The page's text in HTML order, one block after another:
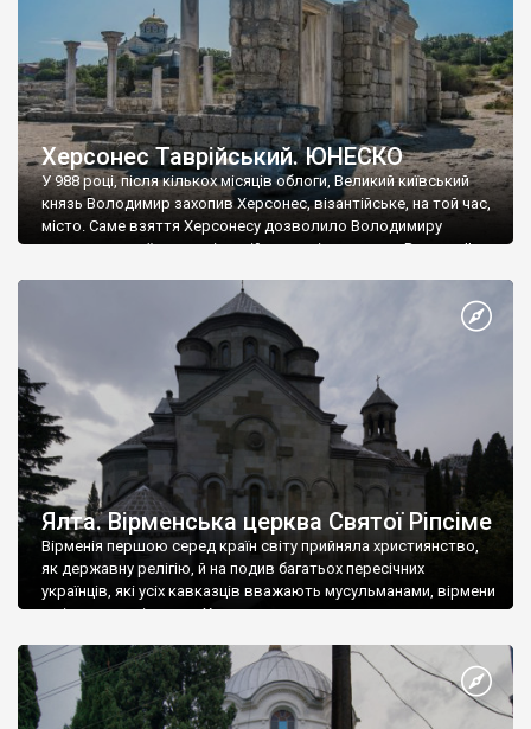
Херсонес Таврійський. ЮНЕСКО
У 988 році, після кількох місяців облоги, Великий київський
князь Володимир захопив Херсонес, візантійське, на той час,
місто. Саме взяття Херсонесу дозволило Володимиру
диктувати свої умови візантійському імператору Василю ІІ, та
Херсонесі Володимир-язичник, став Василем-християнином.
А потім було Хрещення Русі. На честь Херсонесу Таврійського
Ялта. Вірменська церква Святої Ріпсіме
Вірменія першою серед країн світу прийняла християнство,
як державну релігію, й на подив багатьох пересічних
українців, які усіх кавказців вважають мусульманами, вірмени
є відданими вірянами Христа